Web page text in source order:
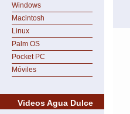
Windows
Macintosh
Linux
Palm OS
Pocket PC
Móviles
Videos Agua Dulce